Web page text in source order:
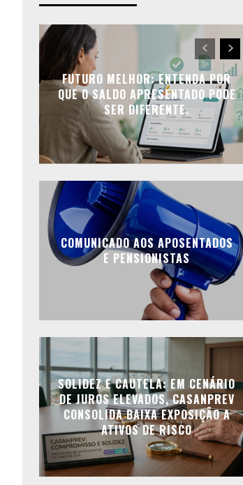
FUTURO MELHOR: ENTENDA POR
QUE O SALDO APRESENTADO PODE
SER DIFERENTE.
COMUNICADO AOS APOSENTADOS
E PENSIONISTAS
SOLIDEZ E CAUTELA: EM CENÁRIO
DE JUROS ELEVADOS, CASANPREV
CONSOLIDA BAIXA EXPOSIÇÃO A
ATIVOS DE RISCO